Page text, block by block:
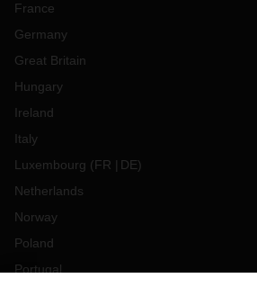
France
Germany
Great Britain
Hungary
Ireland
Italy
Luxembourg (FR DE)
Netherlands
Norway
Poland
Portugal